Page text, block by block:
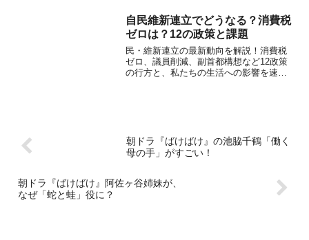
呼びました。
自民維新連立でどうなる？消費税
ゼロは？12の政策と課題
民・維新連立の最新動向を解説！消費税
ゼロ、議員削減、副首都構想など12政策
の行方と、私たちの生活への影響を速
朝ドラ『ばけばけ』の池脇千鶴「働く
母の手」がすごい！
朝ドラ『ばけばけ』阿佐ヶ谷姉妹が、
なぜ「蛇と蛙」役に？